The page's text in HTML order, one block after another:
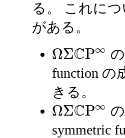
る。 これにつ
がある。
ΩΣCP∞
function の
きる。
ΩΣCP∞
symmetric